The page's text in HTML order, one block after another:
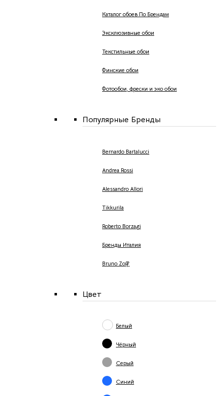
Каталог обоев По Брендам
Эксклюзивные обои
Текстильные обои
Финские обои
Фотообои, фрески и эко обои
Популярные Бренды
Bernardo Bartalucci
Andrea Rossi
Alessandro Allori
Tikkurila
Roberto Borzagi
Бренды Италия
Bruno Zoff
Цвет
Белый
Чёрный
Серый
Синий